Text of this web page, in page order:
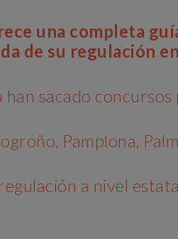
una completa
de su regulación
sacado concursos
Pamplona,
a nivel